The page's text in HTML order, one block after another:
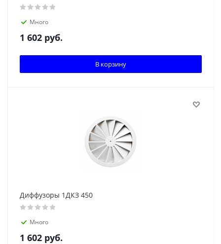
Много
1 602 руб.
В корзину
Диффузоры 1ДКЗ 450
Много
1 602 руб.